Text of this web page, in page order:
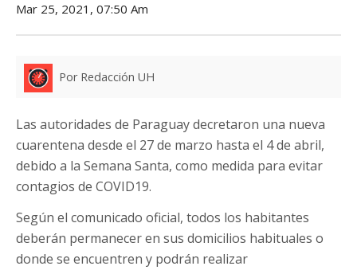
Mar 25, 2021, 07:50 Am
Por Redacción UH
Las autoridades de Paraguay decretaron una nueva
cuarentena desde el 27 de marzo hasta el 4 de abril,
debido a la Semana Santa, como medida para evitar
contagios de COVID19.
Según el comunicado oficial, todos los habitantes
deberán permanecer en sus domicilios habituales o
donde se encuentren y podrán realizar